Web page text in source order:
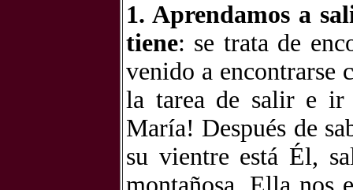
1. Aprendamos a
tiene: se trata de
venido a encontrarse
la tarea de salir e ir
María! Después de
su vientre está Él,